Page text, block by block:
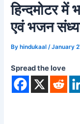
हिन्दमोटर में
एवं भजन
By hindukaal/January
Spread the love